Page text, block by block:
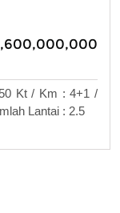
Kt / Km : 4+1 /
Lantai : 2.5